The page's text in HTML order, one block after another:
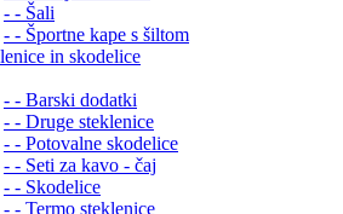
- - Šali
- - Športne kape s šiltom
in skodelice
- - Barski dodatki
- - Druge steklenice
- - Potovalne skodelice
- - Seti za kavo - čaj
- - Skodelice
- - Termo steklenice